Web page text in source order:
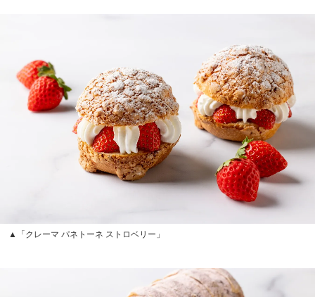
▲「クレーマ パネトーネ ストロベリー」